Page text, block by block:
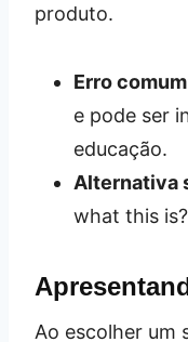
produto.
Erro
e pode ser
educação.
Alternativa
what this
Ao escolher um